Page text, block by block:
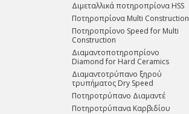
Διμεταλλικά ποτηροπρίονα HSS
Ποτηροπρίονα Multi Construction
Ποτηροπρίονο Speed for Multi
Construction
Διαμαντοποτηροπρίονο
Diamond for Hard Ceramics
Διαμαντοτρύπανο ξηρού
τρυπήματος Dry Speed
Ποτηροτρύπανο Διαμαντέ
Ποτηροτρύπανα Καρβιδίου